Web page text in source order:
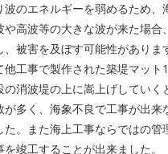
波のエネルギーを弱めるため
高波等の大きな波が来た場
、被害を及ぼす可能性があり
他工事で製作された築堤マッ
の消波堤の上に嵩上げしてい
多く、海象不良で工事が出
。また海上工事ならではの
竣工することが出来ました。